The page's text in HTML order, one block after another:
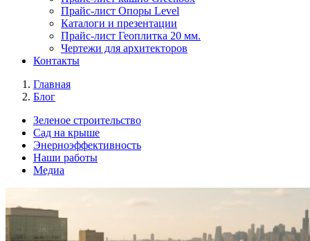
Прайс-лист Опоры Level
Каталоги и презентации
Прайс-лист Геоплитка 20 мм.
Чертежи для архитекторов
Контакты
Главная
Блог
Зеленое строительство
Сад на крыше
Энерноэффективность
Наши работы
Медиа